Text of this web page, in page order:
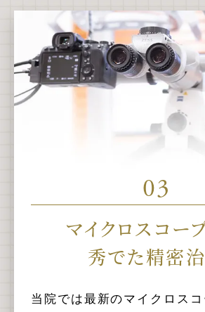
03
マイクロスコー
秀でた精密
当院では最新のマイクロス